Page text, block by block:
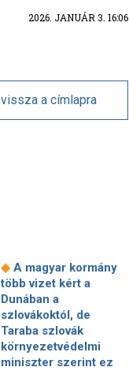
2026. JANUÁR 3. 16:06
vissza a címlapra
◆ A magyar kormány
több vizet kért a
Dunában a
szlovákoktól, de
Taraba szlovák
környezetvédelmi
miniszter szerint ez